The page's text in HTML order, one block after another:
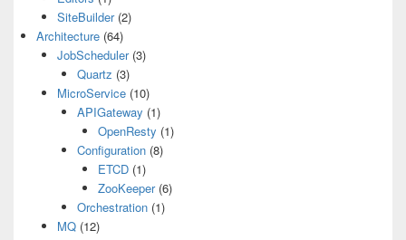
SiteBuilder(2)
Architecture (64)
JobScheduler(3)
Quartz (3)
MicroService(10)
APIGateway (1)
OpenResty (1)
Configuration (8)
ETCD(1)
ZooKeeper(6)
Orchestration (1)
MQ(12)